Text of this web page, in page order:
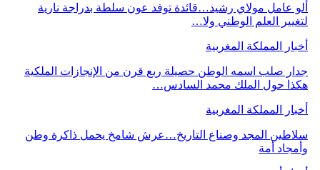
ألو عامل مولاي رشيد…قائدة توفد عون سلطة بدراجة نارية
لتغيير العلم الوطني ولا…
أخبار المملكة المغربية
جدار صلب اسمه الوطن حصيلة ربع قرن من الإنجازات الملكية
هكذا حول الملك محمد السادس…
أخبار المملكة المغربية
سلاطين المجد وصناع التاريخ…عرش شامخ يحمل ذاكرة وطن
وأمجاد أمة